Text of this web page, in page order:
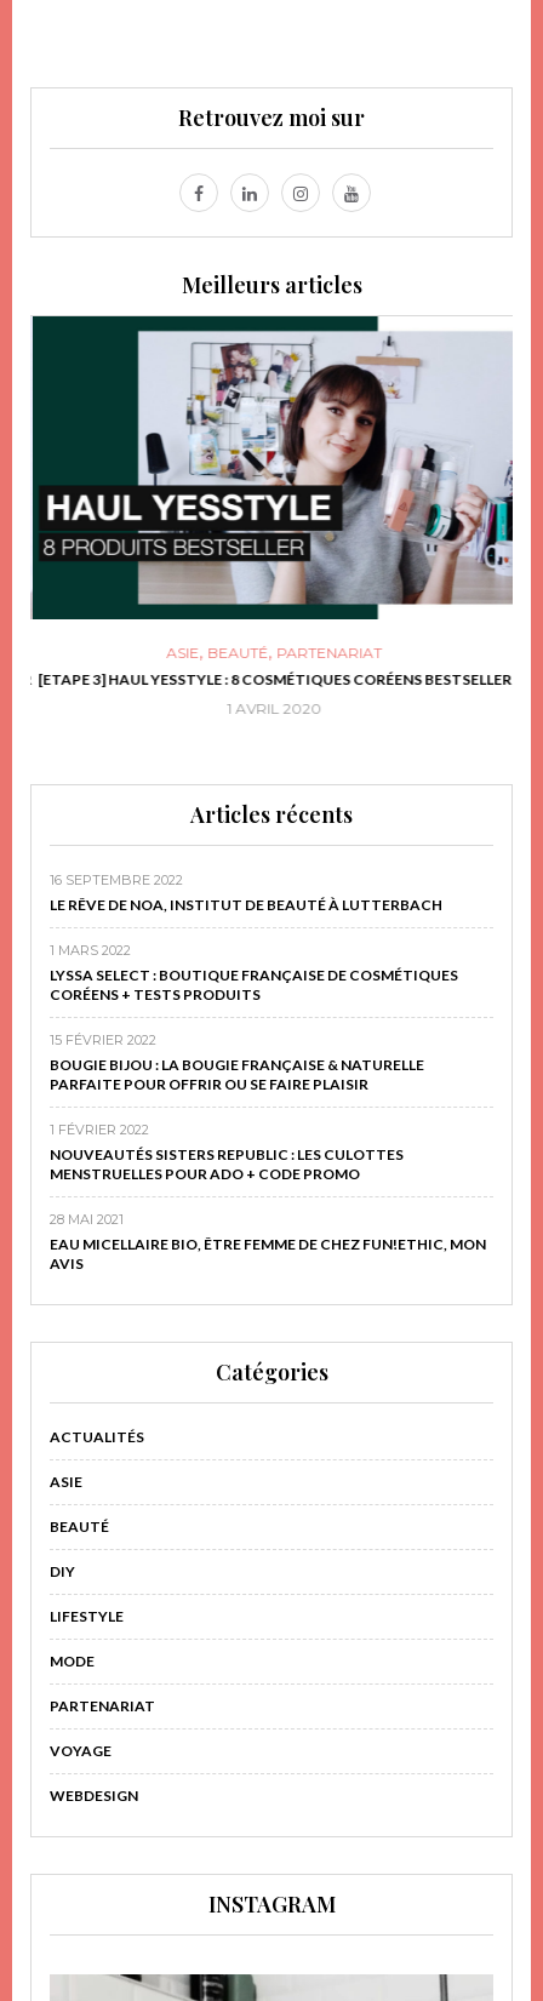
Retrouvez moi sur
Meilleurs articles
ASIE, BEAUTÉ, PARTENARIAT
[ETAPE 3] HAUL YESSTYLE : 8 COSMÉTIQUES CORÉENS BESTSELLER
1 AVRIL 2020
Articles récents
16 SEPTEMBRE 2022
LE RÊVE DE NOA, INSTITUT DE BEAUTÉ À LUTTERBACH
1 MARS 2022
LYSSA SELECT : BOUTIQUE FRANÇAISE DE COSMÉTIQUES
CORÉENS + TESTS PRODUITS
15 FÉVRIER 2022
BOUGIE BIJOU : LA BOUGIE FRANÇAISE & NATURELLE
PARFAITE POUR OFFRIR OU SE FAIRE PLAISIR
1 FÉVRIER 2022
NOUVEAUTÉS SISTERS REPUBLIC : LES CULOTTES
MENSTRUELLES POUR ADO + CODE PROMO
28 MAI 2021
EAU MICELLAIRE BIO, ÊTRE FEMME DE CHEZ FUN!ETHIC, MON
AVIS
Catégories
ACTUALITÉS
ASIE
BEAUTÉ
DIY
LIFESTYLE
MODE
PARTENARIAT
VOYAGE
WEBDESIGN
INSTAGRAM